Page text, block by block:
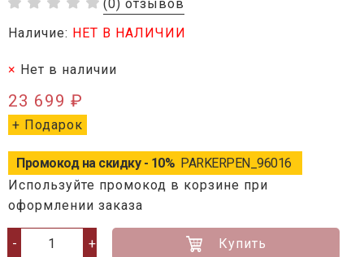
(0) отзывов
Наличие: НЕТ В НАЛИЧИИ
Нет в наличии
23 699 ₽
+ Подарок
Промокод на скидку - 10% PARKERPEN_96016
Используйте промокод в корзине при
оформлении заказа
- + Купить